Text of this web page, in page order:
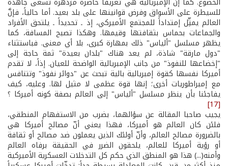
للسيطرة على الأسواق وفرض قوانينها على بلد بعيد. أما حالياً، فإنَّ
العالم يمثِّل إمتداداً للمجتمع الأميركي، إذ ـ تحديداً ـ يلتحق الأفراد
والجماعات بحماس بثقافتها وقيمها. وهكذا تصبح المسافة، كما
يظهر مسلسل "ألياس" ذلك بمهارة كبرى، بلا أي معنى. فباستثناء
"دول مارقة" شاذة، لم يعد هناك "بلدان بعيدة" ثمة حاجة إلى
"إخضاعها للنفوذ" من جانب الإمبريالية الواضحة للعيان. إذاً، لا تقدم
أميركا نفسها كقوة إمبريالية بالية تبحث عن "دوائر نفوذ" وتتنافس
مع إمبراطوريات أخرى؛ إنها قوة عظمى لا مثيل لها. وعليه، كيف
يفاجئنا بأن ينظر مسلسل "ألياس" إلى العالم بصفة كونه أميركا ؟
[17]
يجيب صاحبا المقالة عن سؤالهما، بضرب من الاستفهام المنطقي،
فلئن كان العالم هو أميركا، فهذا يعني أنّ مصالح أميركا هي
بالضرورة مصالح العالم، وأنّ أولئك الذين يعملون ضد مصالح أو ثقافة
أو رؤية أميركا للعالم، يلحقون الضرر في الحقيقة برفاه العالم
وأمنه(...) هذا هو المنطق الذي حكم كل التدخلات العسكرية الأميركية